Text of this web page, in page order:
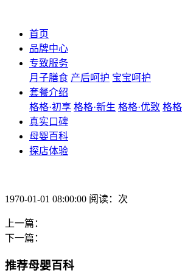
首页
品牌中心
专致服务
月子膳食 产后呵护 宝宝呵护
套餐介绍
格格·初享 格格·新生 格格·优致 格
真实口碑
母婴百科
探店体验
1970-01-01 08:00:00 阅读：次
上一篇：
下一篇：
推荐母婴百科